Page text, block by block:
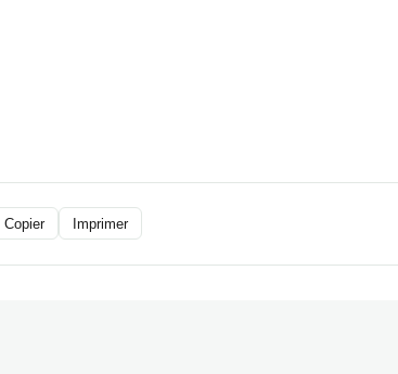
Copier Imprimer